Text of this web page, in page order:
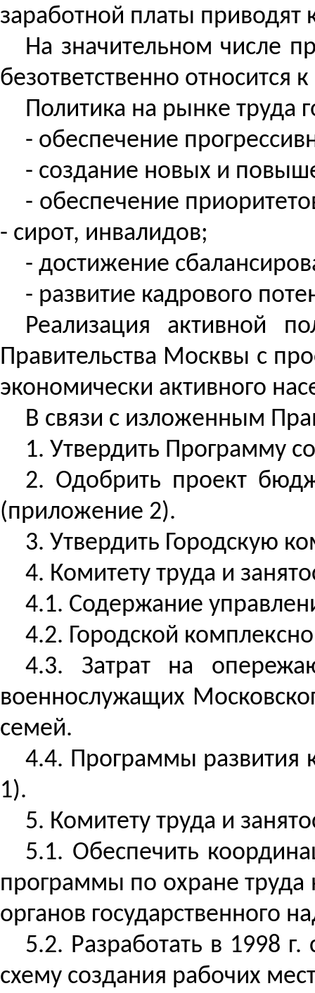
заработной платы
На значительном числе
безответственно
Политика на рынке труда
- обеспечение
- создание новых и
- обеспечение
- сирот, инвалидов;
- достижение
- развитие кадрового
Реализация активной
Правительства Москвы с
экономически активного
В связи с изложенным
1. Утвердить Программу
2. Одобрить проект
(приложение 2).
3. Утвердить Городскую
4. Комитету труда и
4.1. Содержание
4.2. Городской
4.3. Затрат на
военнослужащих
семей.
4.4. Программы развития
1).
5. Комитету труда и
5.1. Обеспечить
программы по охране труда
органов государственного
5.2. Разработать в 1998
схему создания рабочих